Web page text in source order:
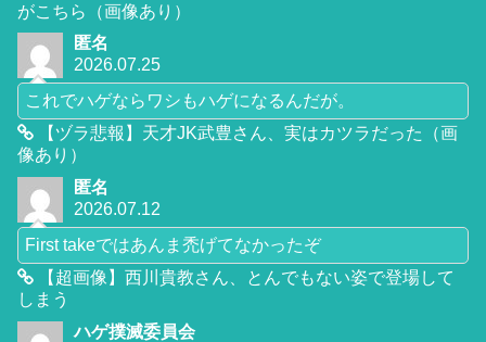
がこちら（画像あり）
匿名
2026.07.25
これでハゲならワシもハゲになるんだが。
【ヅラ悲報】天才JK武豊さん、実はカツラだった（画
像あり）
匿名
2026.07.12
First takeではあんま禿げてなかったぞ
【超画像】西川貴教さん、とんでもない姿で登場して
しまう
ハゲ撲滅委員会